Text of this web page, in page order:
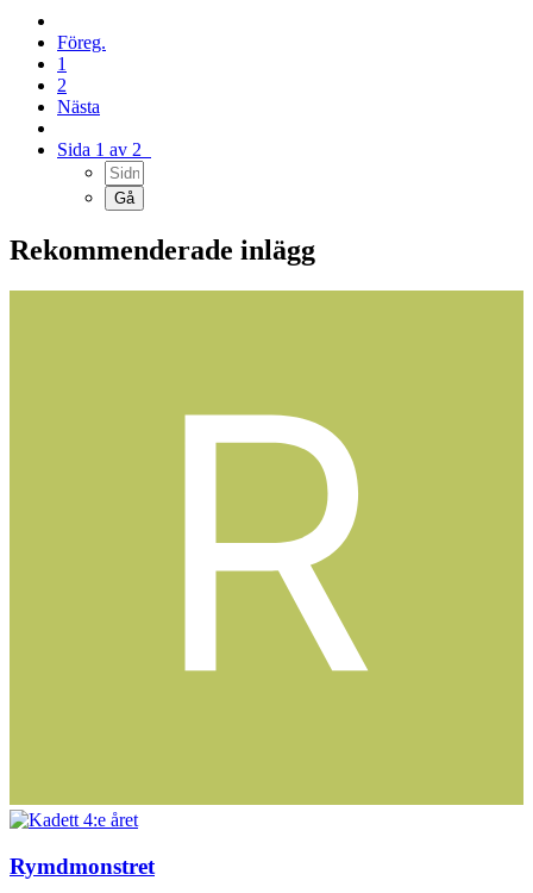
Föreg.
1
2
Nästa
Sida 1 av 2
Rekommenderade inlägg
Rymdmonstret